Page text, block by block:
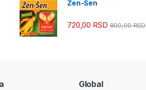
Žen-Šen
720,00 RSD 800,00RSD
Global